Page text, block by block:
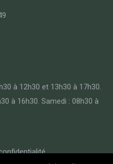
à 12h30 et 13h30 à 17h30.
à 16h30. Samedi : 08h30 à